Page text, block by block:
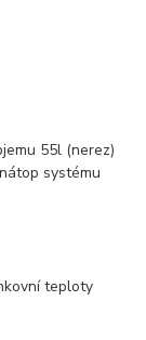
55l (nerez)
systému
teploty